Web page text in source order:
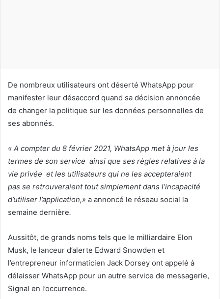
e
l
De nombreux utilisateurs ont déserté WhatsApp pour
manifester leur désaccord quand sa décision annoncée
de changer la politique sur les données personnelles de
ses abonnés.
« A compter du 8 février 2021, WhatsApp met à jour les
termes de son service ainsi que ses règles relatives à la
vie privée et les utilisateurs qui ne les accepteraient
pas se retrouveraient tout simplement dans l’incapacité
d’utiliser l’application,» a annoncé le réseau social la
semaine dernière.
Aussitôt, de grands noms tels que le milliardaire Elon
Musk, le lanceur d’alerte Edward Snowden et
l’entrepreneur informaticien Jack Dorsey ont appelé à
délaisser WhatsApp pour un autre service de messagerie,
Signal en l’occurrence.